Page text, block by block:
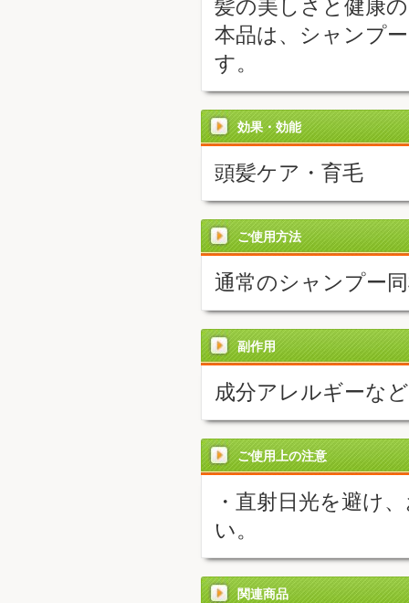
髪の美しさと健康
本品は、シャンプ
す。
効果・効能
頭髪ケア・育毛
ご使用方法
通常のシャンプー
副作用
成分アレルギーな
ご使用上の注意
・直射日光を避け
い。
関連商品